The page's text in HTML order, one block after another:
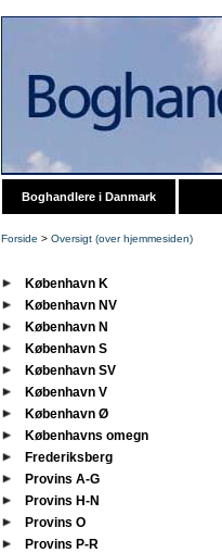
Boghandlere i Danmark
Forside > Oversigt (over hjemmesiden)
København K
København NV
København N
København S
København SV
København V
København Ø
Københavns omegn
Frederiksberg
Provins A-G
Provins H-N
Provins O
Provins P-R